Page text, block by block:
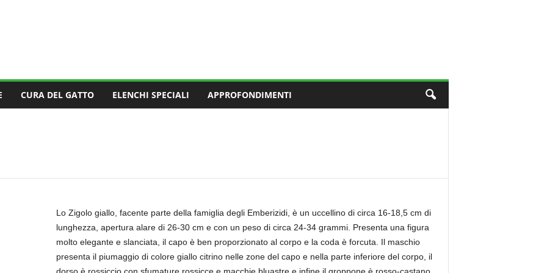
CURA DEL GATTO ELENCHI SPECIALI APPROFONDIMENTI
Lo Zigolo giallo, facente parte della famiglia degli Emberizidi, è un uccellino di circa 16-18,5 cm di
lunghezza, apertura alare di 26-30 cm e con un peso di circa 24-34 grammi. Presenta una figura
molto elegante e slanciata, il capo è ben proporzionato al corpo e la coda è forcuta. Il maschio
presenta il piumaggio di colore giallo citrino nelle zone del capo e nella parte inferiore del corpo, il